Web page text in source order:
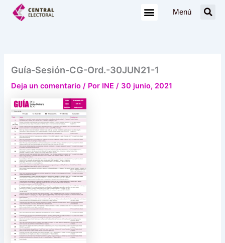
Menú
Guía-Sesión-CG-Ord.-30JUN21-1
Deja un comentario / Por INE/ 30 junio, 2021